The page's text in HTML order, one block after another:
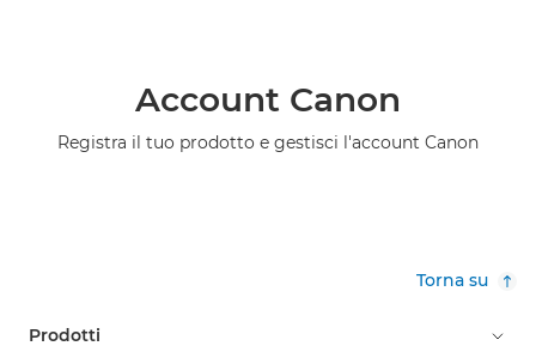
Account Canon
Registra il tuo prodotto e gestisci l'account Canon
Torna su
Prodotti